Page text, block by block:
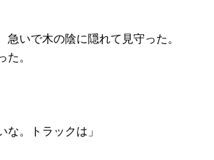
いで木の陰に隠れて見守った。
。
。トラックは」